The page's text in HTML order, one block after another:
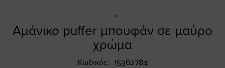
Αμάνικο puffer μπουφάν σε μαύρο
χρώμα
Κωδικός 15362784
Skip